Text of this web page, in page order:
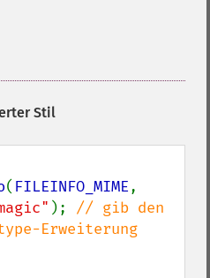
Stil
( FILEINFO_MIME
); // gib den
Erweiterung